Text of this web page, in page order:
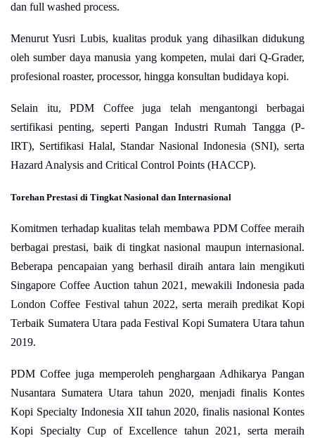
dan full washed process.
Menurut Yusri Lubis, kualitas produk yang dihasilkan didukung
oleh sumber daya manusia yang kompeten, mulai dari Q-Grader,
profesional roaster, processor, hingga konsultan budidaya kopi.
Selain itu, PDM Coffee juga telah mengantongi berbagai
sertifikasi penting, seperti Pangan Industri Rumah Tangga (P-
IRT), Sertifikasi Halal, Standar Nasional Indonesia (SNI), serta
Hazard Analysis and Critical Control Points (HACCP).
Torehan Prestasi di Tingkat Nasional dan Internasional
Komitmen terhadap kualitas telah membawa PDM Coffee meraih
berbagai prestasi, baik di tingkat nasional maupun internasional.
Beberapa pencapaian yang berhasil diraih antara lain mengikuti
Singapore Coffee Auction tahun 2021, mewakili Indonesia pada
London Coffee Festival tahun 2022, serta meraih predikat Kopi
Terbaik Sumatera Utara pada Festival Kopi Sumatera Utara tahun
2019.
PDM Coffee juga memperoleh penghargaan Adhikarya Pangan
Nusantara Sumatera Utara tahun 2020, menjadi finalis Kontes
Kopi Specialty Indonesia XII tahun 2020, finalis nasional Kontes
Kopi Specialty Cup of Excellence tahun 2021, serta meraih